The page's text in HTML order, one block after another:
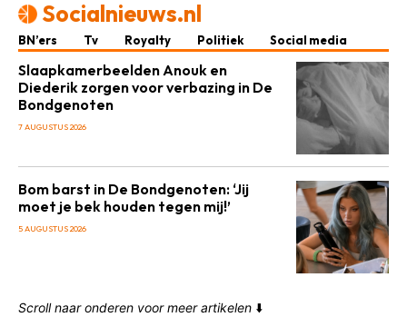
Socialnieuws.nl
BN’ers Tv Royalty Politiek Social media
Slaapkamerbeelden Anouk en
Diederik zorgen voor verbazing in De
Bondgenoten
7 AUGUSTUS 2026
Bom barst in De Bondgenoten: ‘Jij
moet je bek houden tegen mij!’
5 AUGUSTUS 2026
Scroll naar onderen voor meer artikelen ⬇️